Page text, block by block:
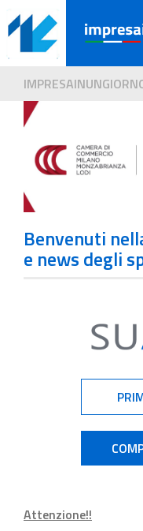
Benvenuti
e news degli
Attenzione!!